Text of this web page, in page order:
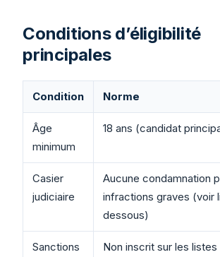
Conditions d’éligibilité
principales
Condition Norme
Âge
minimum
18 ans (candidat
Casier
judiciaire
Aucune condamnation
infractions graves (voir
dessous)
Sanctions
Non inscrit sur les listes